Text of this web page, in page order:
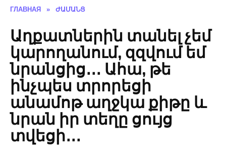
ГЛАВНАЯ » ԺԱՄԱՆՑ
Աղքատներին տանել չեմ
կարողանում, զզվում եմ
նրանցից․․․ Ահա, թե
ինչպես տրորեցի
անամոթ աղջկա քիթը և
նրան իր տեղը ցույց
տվեցի․․․